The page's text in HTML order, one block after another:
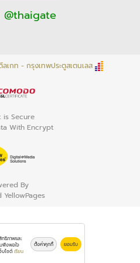
@thaigate
เกท - กรุงเทพประตูสเตนเลส
is Secure
With Encrypt
By
YellowPages
ทธิภาพและ
พึงพอใจ
บไซต์ เรียน
ตั้งค่าคุกกี้ ยอมรับ